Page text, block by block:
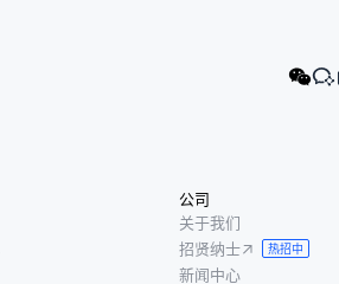
公司
关于我们
招贤纳士
热招中
新闻中心